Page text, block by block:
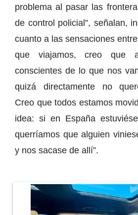
problema al pasar las
de control policial”, señalan,
cuanto a las sensaciones
que viajamos, creo que
conscientes de lo que nos
quizá directamente no
Creo que todos estamos
idea: si en España
querríamos que alguien
y nos sacase de allí”.